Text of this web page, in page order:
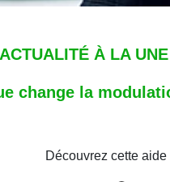
ACTUALITÉ À LA UNE
change la
Découvrez cette aide